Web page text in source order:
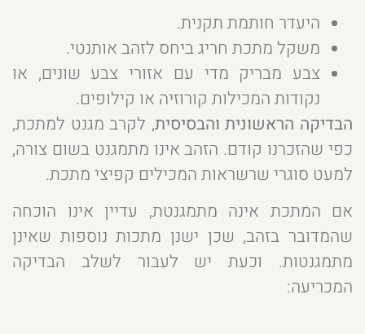
היעדר חותמת תקנית.
משקל מתכת חריג ביחס לזהב אותנטי.
צבע מבריק מדי עם אזורי צבע שונים, או
נקודות המכילות קורוזיה או קילופים.
הבדיקה הראשונית והבסיסית, לקרב מגנט למתכת,
כפי שהזכרנו קודם. הזהב אינו מתמגנט בשום צורה,
למעט סוגרי שרשראות המכילים קפיצי מתכת.
אם המתכת אינה מתמגנטת, עדיין אינו הוכחה
שהמדובר בזהב, שכן ישנן מתכות נוספות שאינן
מתמגנטות. וכעת יש לעבור לשלב הבדיקה
המכריעה: